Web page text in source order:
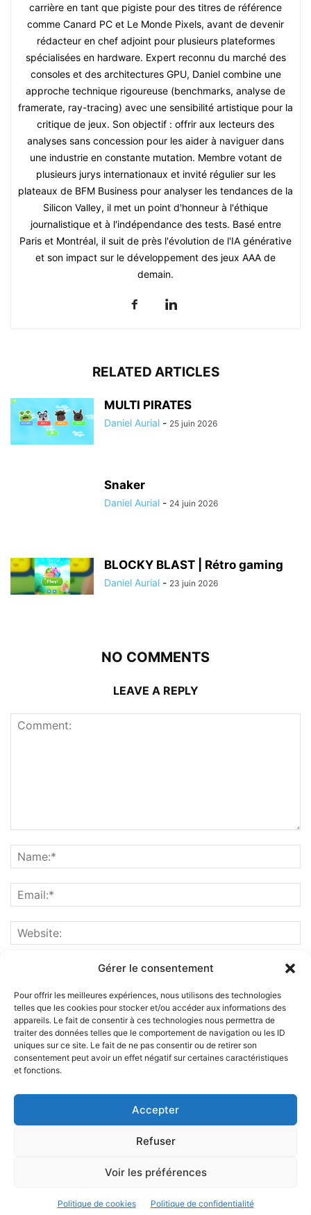
Gérer le consentement
Pour offrir les meilleures expériences, nous utilisons des technologies
telles que les cookies pour stocker et/ou accéder aux informations des
appareils. Le fait de consentir à ces technologies nous permettra de
traiter des données telles que le comportement de navigation ou les ID
uniques sur ce site. Le fait de ne pas consentir ou de retirer son
consentement peut avoir un effet négatif sur certaines caractéristiques
et fonctions.
Accepter
Refuser
Voir les préférences
Politique de cookies Politique de confidentialité
carrière en tant que pigiste pour des titres de référence
comme Canard PC et Le Monde Pixels, avant de devenir
rédacteur en chef adjoint pour plusieurs plateformes
spécialisées en hardware. Expert reconnu du marché des
consoles et des architectures GPU, Daniel combine une
approche technique rigoureuse (benchmarks, analyse de
framerate, ray-tracing) avec une sensibilité artistique pour la
critique de jeux. Son objectif : offrir aux lecteurs des
analyses sans concession pour les aider à naviguer dans
une industrie en constante mutation. Membre votant de
plusieurs jurys internationaux et invité régulier sur les
plateaux de BFM Business pour analyser les tendances de la
Silicon Valley, il met un point d'honneur à l'éthique
journalistique et à l'indépendance des tests. Basé entre
Paris et Montréal, il suit de près l'évolution de l'IA générative
et son impact sur le développement des jeux AAA de
demain.
RELATED ARTICLES
MULTI PIRATES
Daniel Aurial - 25 juin 2026
Snaker
Daniel Aurial - 24 juin 2026
BLOCKY BLAST | Rétro gaming
Daniel Aurial - 23 juin 2026
NO COMMENTS
LEAVE A REPLY
ABOUT US
FOLLOW US
©